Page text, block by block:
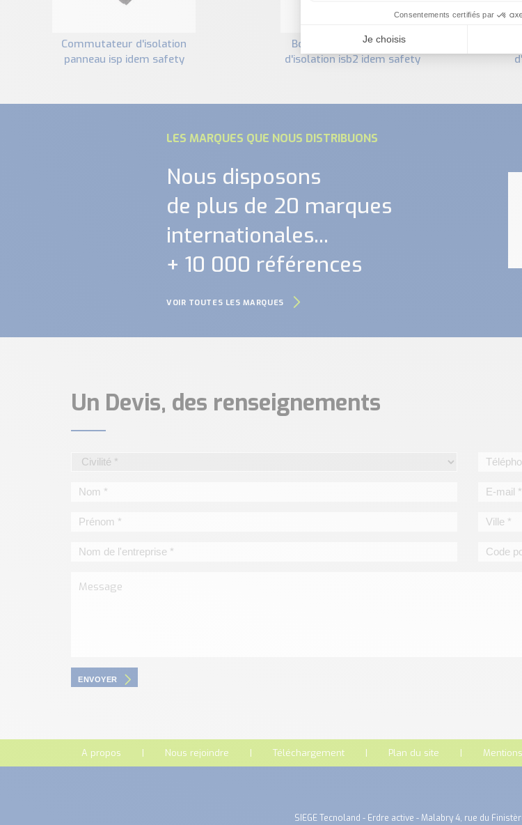
commutateur d'isolation
panneau isp idem safety
boîtier de commutateur
d'isolation isb2 idem safety
LES MARQUES QUE NOUS DISTRIBUONS
Nous disposons
de plus de 20 marques
internationales...
+ 10 000 références
VOIR TOUTES LES MARQUES
Un Devis, des renseignements
ENVOYER
A propos Nous rejoindre Téléchargement Plan du site
SIEGE Tecnoland - Erdre active - Malabry 4, rue du